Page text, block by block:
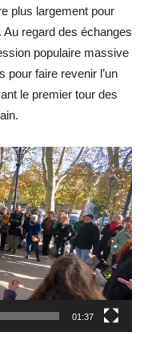
plus largement pour
regard des échanges
populaire massive
pour faire revenir l’un
le premier tour des
01:37